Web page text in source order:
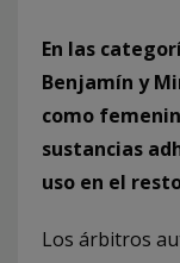
En las
Benjamín y
como
sustancias
uso en el
Los árbitros